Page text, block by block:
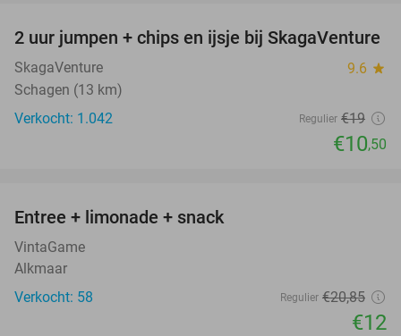
45%
2 uur jumpen + chips en ijsje bij SkagaVenture
SkagaVenture 9.6 star
Schagen (13 km)
Verkocht: 1.042
Regulier €19
€10,50
Entree + limonade + snack
VintaGame
Alkmaar
Verkocht: 58
Regulier €20,85
€12